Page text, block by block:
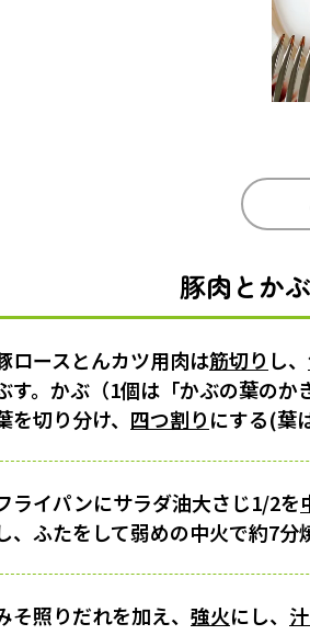
豚肉とか
ロースとんカツ用肉は筋切り し、
す。かぶ（1個は「かぶの葉の
を切り分け、 四つ割りにする(葉
ライパンにサラダ油大さじ1/2を
、ふたをして弱めの中火で約7分
そ照りだれを加え、 強火にし、